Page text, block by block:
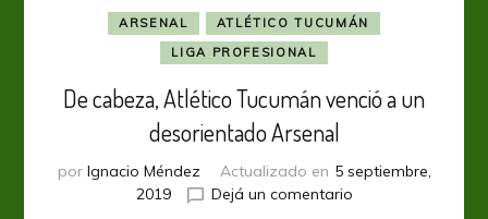
ARSENAL
ATLÉTICO TUCUMÁN
LIGA PROFESIONAL
De cabeza, Atlético Tucumán venció a un
desorientado Arsenal
por Ignacio Méndez Actualizado en 5 septiembre,
2019
Dejá un comentarioen